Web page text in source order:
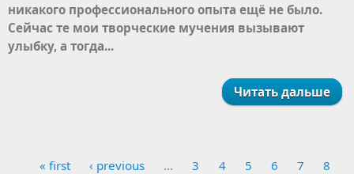
никакого профессионального опыта ещё не было.
Сейчас те мои творческие мучения вызывают
улыбку, а тогда...
Читать дальше
« first ‹ previous … 3 4 5 6 7
8